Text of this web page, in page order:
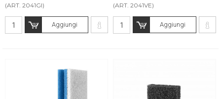
(ART. 2041GI)
Aggiungi
(ART. 2041VE)
Aggiungi